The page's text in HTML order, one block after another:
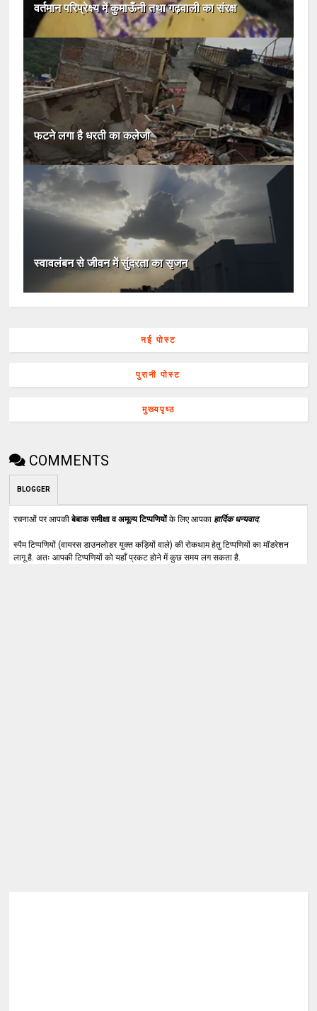
वर्तमान परिप्रेक्ष्य में कुमाऊँनी तथा गढ़वाली का संरक्ष
फटने लगा है धरती का कलेजा
स्वावलंबन से जीवन में सुंदरता का सृजन
नई पोस्ट
पुरानी पोस्ट
मुख्यपृष्ठ
COMMENTS
BLOGGER
रचनाओं पर आपकीबेबाक समीक्षा व अमूल्य टिप्पणियोंके लिए आपका हार्दिक धन्यवाद.
स्पैम टिप्पणियों (वायरस डाउनलोडर युक्त कड़ियों वाले) की रोकथाम हेतु टिप्पणियों का मॉडरेशन
लागू है. अतः आपकी टिप्पणियों को यहाँ प्रकट होने में कुछ समय लग सकता है.